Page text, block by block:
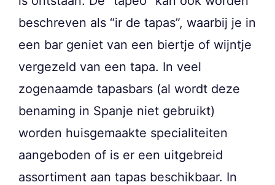
beschreven als “ir de tapas”, waarbij je in
een bar geniet van een biertje of wijntje
vergezeld van een tapa. In veel
zogenaamde tapasbars (al wordt deze
benaming in Spanje niet gebruikt)
worden huisgemaakte specialiteiten
aangeboden of is er een uitgebreid
assortiment aan tapas beschikbaar. In